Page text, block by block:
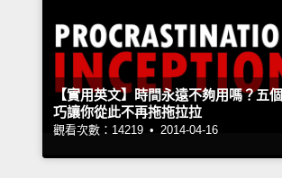
【實用英文】時間永遠不夠用嗎？五
巧讓你從此不再拖拖拉拉
觀看次數：14219 • 2014-04-16